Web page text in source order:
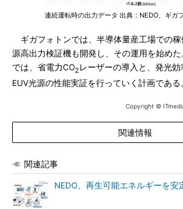
連続運転時の出力データ 出典：NEDO、ギガ
ギガフォトンでは、半導体量産工場での稼
源高出力検証機も開発し、その運用を始め
では、省電力CO2 レーザーの導入と、発光
EUV光源の性能実証を行っていく計画である
Copyright ©
関連情報
関連記事
NEDO、再生可能エネルギーを安